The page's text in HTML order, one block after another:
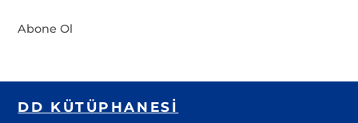
Abone Ol
DD KÜTÜPHANESI